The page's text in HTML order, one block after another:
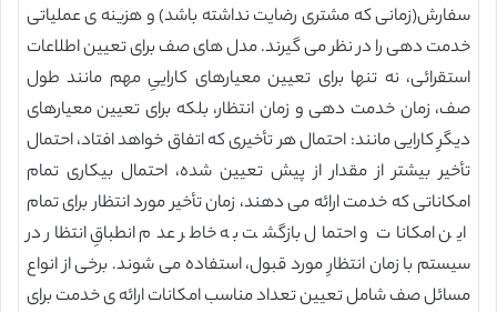
سفارش(زمانی که مشتری رضایت نداشته باشد) و هزینه ی عملیاتی
خدمت دهی را در نظر می گیرند. مدل های صف برای تعیین اطلاعات
استقرائی، نه تنها برای تعیین معیارهای کاراییِ مهم مانند طول
صف، زمان خدمت دهی و زمان انتظار، بلکه برای تعیین معیارهای
دیگرِ کارایی مانند: احتمال هر تأخیری که اتفاق خواهد افتاد، احتمال
تأخیر بیشتر از مقدار از پیش تعیین شده، احتمال بیکاری تمام
امکاناتی که خدمت ارائه می دهند، زمان تأخیر مورد انتظار برای تمام
این امکانات و احتمال بازگشت به خاطر عدم انطباقِ انتظار در
سیستم با زمان انتظارِ مورد قبول، استفاده می شوند. برخی از انواع
مسائل صف شامل تعیین تعداد مناسب امکانات ارائه ی خدمت برای